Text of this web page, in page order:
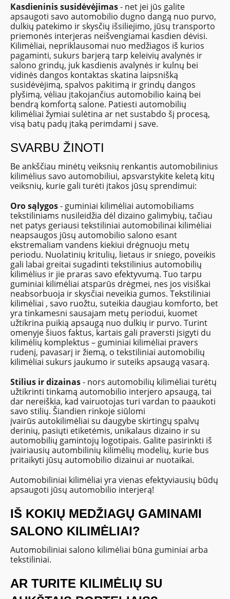
Kasdieninis susidėvėjimas- net jei jūs galite
apsaugoti savo automobilio dugno dangą nuo purvo,
dulkių patekimo ir skysčių išsiliejimo, jūsų transporto
priemonės interjeras neišvengiamai kasdien dėvisi.
Kilimėliai, nepriklausomai nuo medžiagos iš kurios
pagaminti, sukurs barjerą tarp keleivių avalynės ir
salono grindų, juk kasdienis avalynės ir kulnų bei
vidinės dangos kontaktas skatina laipsnišką
susidėvėjimą, spalvos pakitimą ir grindų dangos
plyšimą, vėliau įtakojančius automobilio kainą bei
bendrą komfortą salone. Patiesti automobilių
kilimėliai žymiai sulėtina ar net sustabdo šį procesą,
visą batų padų įtaką perimdami į save.
SVARBU ŽINOTI
Be ankščiau minėtų veiksnių renkantis automobilinius
kilimėlius savo automobiliui, apsvarstykite keletą kitų
veiksnių, kurie gali turėti įtakos jūsų sprendimui:
Oro sąlygos- guminiai kilimėliai automobiliams
tekstiliniams nusileidžia dėl dizaino galimybių, tačiau
net patys geriausi tekstiliniai automobilinai kilimėliai
neapsaugos jūsų automobilio salono esant
ekstremaliam vandens kiekiui drėgnuoju metų
periodu. Nuolatinių kritulių, lietaus ir sniego, poveikis
gali labai greitai sugadinti tekstilinius automobilių
kilimėlius ir jie praras savo efektyvumą. Tuo tarpu
guminiai kilimėliai atsparūs drėgmei, nes jos visiškai
neabsorbuoja ir skysčiai neveikia gumos. Tekstiliniai
kilimėliai , savo ruožtu, suteikia daugiau komforto, bet
yra tinkamesni sausajam metų periodui, kuomet
užtikrina puikią apsaugą nuo dulkių ir purvo. Turint
omenyje šiuos faktus, kartais gali praversti įsigyti du
kilimėlių komplektus – guminiai kilimėliai pravers
rudenį, pavasarį ir žiemą, o tekstiliniai automobilių
kilimėliai sukurs jaukumo ir suteiks apsaugą vasarą.
Stilius ir dizainas- nors automobilių kilimėliai turėtų
užtikrinti tinkamą automobilio interjero apsaugą, tai
dar nereiškia, kad vairuotojas turi vardan to paaukoti
savo stilių. Šiandien rinkoje siūlomi
įvairūs autokilimėliai su daugybe skirtingų spalvų
derinių, pasiųti etiketėmis, unikalaus dizaino ir su
automobilių gamintojų logotipais. Galite pasirinkti iš
įvairiausių autombilinių kilimėlių modelių, kurie bus
pritaikyti jūsų automobilio dizainui ar nuotaikai.
Automobiliniai kilimėliai yra vienas efektyviausių būdų
apsaugoti jūsų automobilio interjerą!
IŠ KOKIŲ MEDŽIAGŲ GAMINAMI
SALONO KILIMĖLIAI?
Automobiliniai salono kilimėliai būna guminiai arba
tekstiliniai.
AR TURITE KILIMĖLIŲ SU